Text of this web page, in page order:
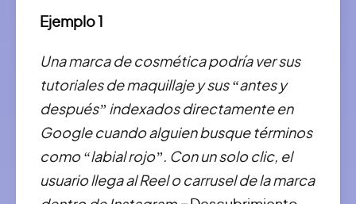
Ejemplo 1
Una marca de cosmética podría ver sus
tutoriales de maquillaje y sus “antes y
después” indexados directamente en
Google cuando alguien busque términos
como “labial rojo”. Con un solo clic, el
usuario llega al Reel o carrusel de la marca